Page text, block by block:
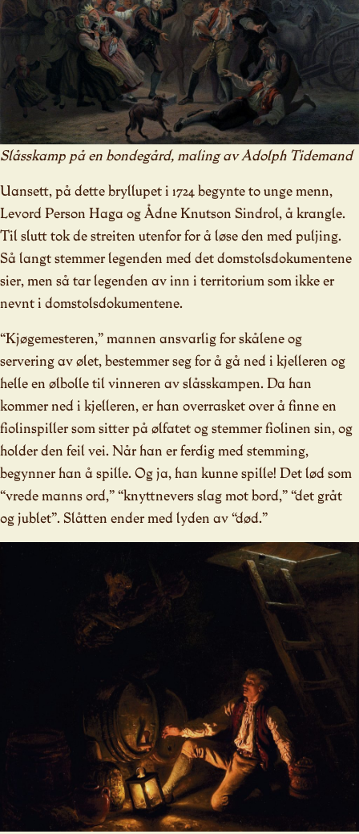
Slåsskamp på en bondegård, maling av Adolph Tidemand
Uansett, på dette bryllupet i 1724 begynte to unge menn,
Levord Person Haga og Ådne Knutson Sindrol, å krangle.
Til slutt tok de streiten utenfor for å løse den med puljing.
Så langt stemmer legenden med det domstolsdokumentene
sier, men så tar legenden av inn i territorium som ikke er
nevnt i domstolsdokumentene.
“Kjøgemesteren,” mannen ansvarlig for skålene og
servering av ølet, bestemmer seg for å gå ned i kjelleren og
helle en ølbolle til vinneren av slåsskampen. Da han
kommer ned i kjelleren, er han overrasket over å finne en
fiolinspiller som sitter på ølfatet og stemmer fiolinen sin, og
holder den feil vei. Når han er ferdig med stemming,
begynner han å spille. Og ja, han kunne spille! Det lød som
“vrede manns ord,” “knyttnevers slag mot bord,” “det gråt
og jublet”. Slåtten ender med lyden av “død.”